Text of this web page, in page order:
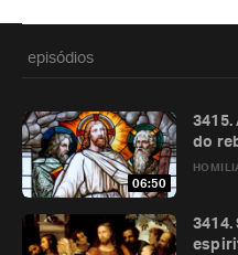
episódios
06:50
3415.
do
3414.